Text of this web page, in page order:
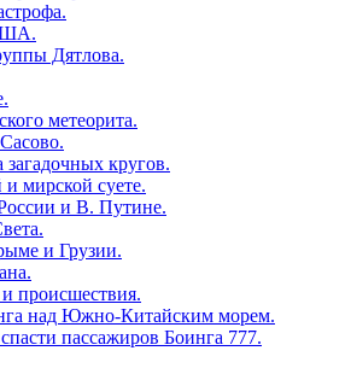
Дятлова.
метеорита.
кругов.
мирской суете.
и В. Путине.
и Грузии.
и происшествия.
над Южно-Китайским морем.
пассажиров Боинга 777.